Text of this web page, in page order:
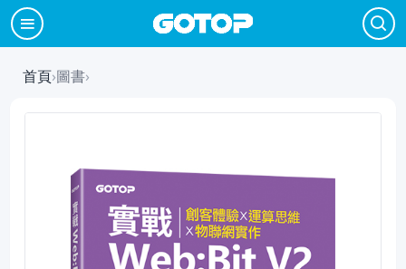
首頁›圖書›